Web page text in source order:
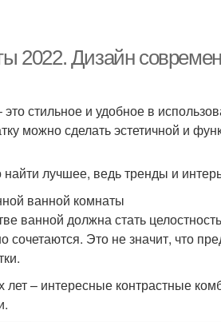
2022. Дизайн
стильное и удобное в
можно сделать эстетичной и
лучшее, ведь тренды и
ванной комнаты
ванной должна стать
сочетаются. Это не значит, что
лет – интересные контрастные